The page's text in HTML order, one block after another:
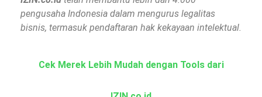
pengusaha Indonesia dalam mengurus legalitas
bisnis, termasuk pendaftaran hak kekayaan intelektual.
Cek Merek Lebih Mudah dengan Tools dari